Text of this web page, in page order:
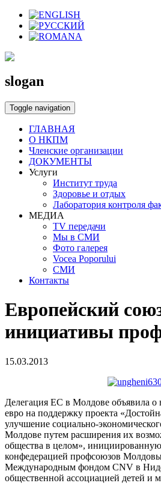
slogan
Toggle navigation
ГЛАВНАЯ
О НКПМ
Членские организации
ДОКУМЕНТЫ
Услуги
Институт труда
Здоровье и отдых
Лаборатория контроля
МЕДИА
TV передачи
Мы в СМИ
Фото галерея
Vocea Poporului
СМИ
Контакты
Европейский
инициативы
15.03.2013
Делегация ЕС в Молдове объявила о
евро на поддержку проекта
улучшение социально-
Молдове путем расширения их
общества в целом»,
конфедерацией профсоюзов
Международным фондом CNV в
общественной ассоциацией детей и